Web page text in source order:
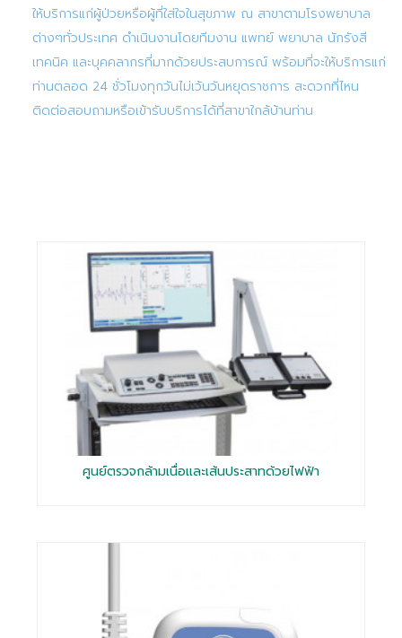
ให้บริการแก่ผู้ป่วยหรือผู้ที่ใส่ใจในสุขภาพ ณ สาขาตามโรงพยาบาล
ต่างๆทั่วประเทศ ดำเนินงานโดยทีมงาน แพทย์ พยาบาล นักรังสี
เทคนิค และบุคคลากรที่มากด้วยประสบการณ์ พร้อมที่จะให้บริการแก่
ท่านตลอด 24 ชั่วโมงทุกวันไม่เว้นวันหยุดราชการ สะดวกที่ไหน
ติดต่อสอบถามหรือเข้ารับบริการได้ที่สาขาใกล้บ้านท่าน
ศูนย์ตรวจกล้ามเนื่อและเส้นประสาทด้วยไฟฟ้า